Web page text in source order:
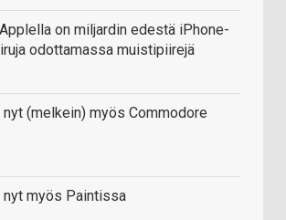
on miljardin edestä iPhone-
odottamassa muistipiirejä
(melkein) myös Commodore
nyt myös Paintissa